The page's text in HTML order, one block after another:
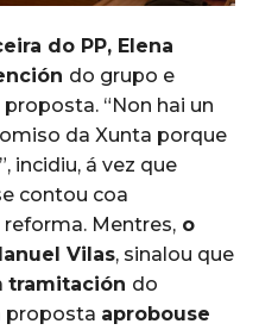
do PP, Elena
do grupo e
proposta. “Non hai un
da Xunta porque
incidiu, á vez que
contou coa
reforma. Mentres, o
Vilas, sinalou que
tramitación do
proposta aprobouse